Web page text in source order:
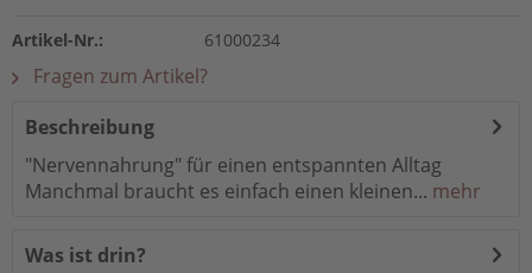
Artikel-Nr.: 61000234
Fragen zum Artikel?
Beschreibung
"Nervennahrung" für einen entspannten Alltag
Manchmal braucht es einfach einen kleinen... mehr
Was ist drin?